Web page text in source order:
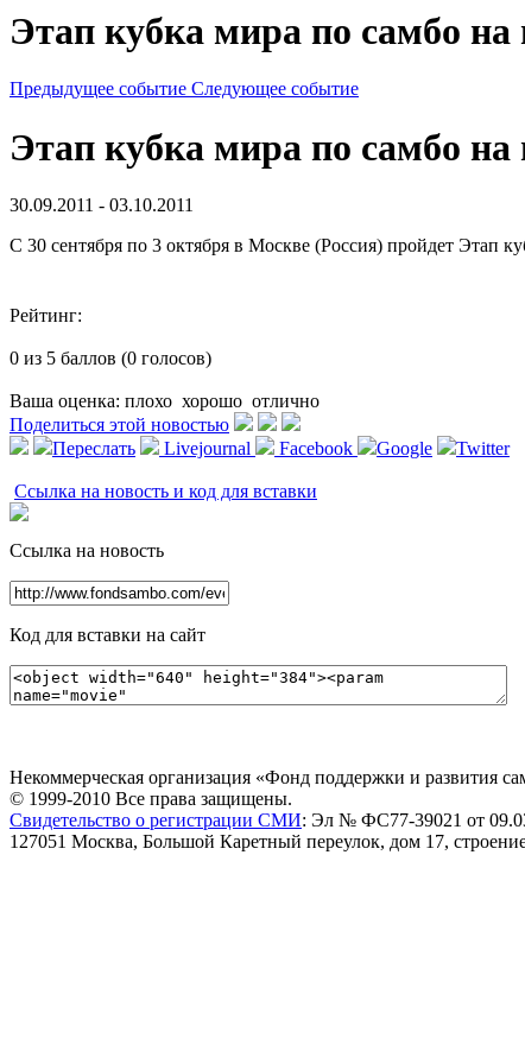
Этап кубка мира по самбо
Предыдущее событие Следующее событие
Этап кубка мира по самбо
30.09.2011 - 03.10.2011
С 30 сентября по 3 октября в Москве (Россия) пройдет
Рейтинг:
0 из 5 баллов (0 голосов)
Ваша оценка: плохо хорошо отлично
Поделиться этой новостью
Переслать
Livejournal Facebook Google Twitter
Ссылка на новость и код для вставки
Ссылка на новость
Код для вставки на сайт
Некоммерческая организация «Фонд поддержки и развития
© 1999-2010 Все права защищены.
Свидетельство о регистрации СМИ: Эл № ФС77-39021 от
127051 Москва, Большой Каретный переулок, дом 17,